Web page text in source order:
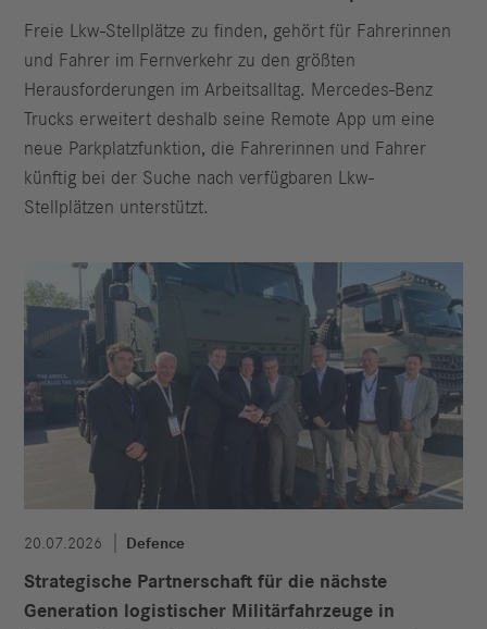
Freie Lkw-Stellplätze zu finden, gehört für Fahrerinnen
und Fahrer im Fernverkehr zu den größten
Herausforderungen im Arbeitsalltag. Mercedes-Benz
Trucks erweitert deshalb seine Remote App um eine
neue Parkplatzfunktion, die Fahrerinnen und Fahrer
künftig bei der Suche nach verfügbaren Lkw-
Stellplätzen unterstützt.
20.07.2026 Defence
Strategische Partnerschaft für die nächste
Generation logistischer Militärfahrzeuge in